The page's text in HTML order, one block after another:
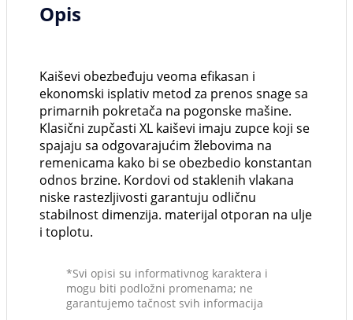
Opis
Kaiševi obezbeđuju veoma efikasan i
ekonomski isplativ metod za prenos snage sa
primarnih pokretača na pogonske mašine.
Klasični zupčasti XL kaiševi imaju zupce koji se
spajaju sa odgovarajućim žlebovima na
remenicama kako bi se obezbedio konstantan
odnos brzine. Kordovi od staklenih vlakana
niske rastezljivosti garantuju odličnu
stabilnost dimenzija. materijal otporan na ulje
i toplotu.
*Svi opisi su informativnog karaktera i
mogu biti podložni promenama; ne
garantujemo tačnost svih informacija